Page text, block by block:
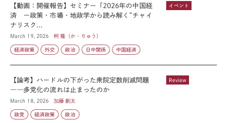
イベント
【動画：開催報告】セミナー「2026年の中国経
済 ー政策・市場・地政学から読み解く“チャイ
ナリスク...
March 19, 2026 柯 隆（か・りゅう）
経済政策 外交 政治 日中関係 中国経済
Review
【論考】ハードルの下がった衆院定数削減問題
――多党化の流れは止まったのか
March 18, 2026 加藤 創太
政党 経済政策 政治